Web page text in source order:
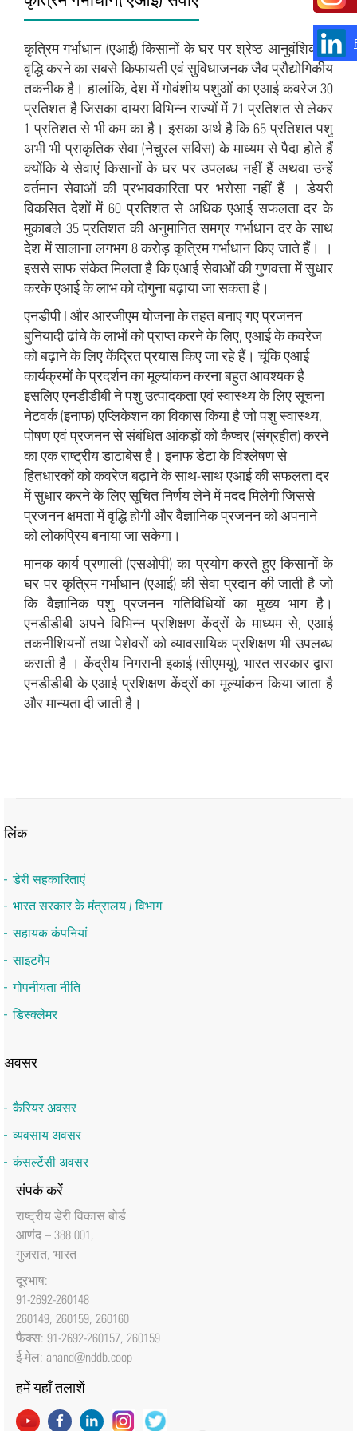
कृत्रिम गर्भाधान (एआई) किसानों के घर पर श्रेष्ठ आनुवंशिकी में
वृद्धि करने का सबसे किफायती एवं सुविधाजनक जैव प्रौद्योगिकीय
तकनीक है। हालांकि, देश में गोवंशीय पशुओं का एआई कवरेज 30
प्रतिशत है जिसका दायरा विभिन्न राज्यों में 71 प्रतिशत से लेकर
1 प्रतिशत से भी कम का है। इसका अर्थ है कि 65 प्रतिशत पशु
अभी भी प्राकृतिक सेवा (नेचुरल सर्विस) के माध्यम से पैदा होते हैं
क्योंकि ये सेवाएं किसानों के घर पर उपलब्ध नहीं हैं अथवा उन्हें
वर्तमान सेवाओं की प्रभावकारिता पर भरोसा नहीं हैं । डेयरी
विकसित देशों में 60 प्रतिशत से अधिक एआई सफलता दर के
मुकाबले 35 प्रतिशत की अनुमानित समग्र गर्भाधान दर के साथ
देश में सालाना लगभग 8 करोड़ कृत्रिम गर्भाधान किए जाते हैं। ।
इससे साफ संकेत मिलता है कि एआई सेवाओं की गुणवत्ता में सुधार
करके एआई के लाभ को दोगुना बढ़ाया जा सकता है।
एनडीपी I और आरजीएम योजना के तहत बनाए गए प्रजनन
बुनियादी ढांचे के लाभों को प्राप्त करने के लिए, एआई के कवरेज
को बढ़ाने के लिए केंद्रित प्रयास किए जा रहे हैं। चूंकि एआई
कार्यक्रमों के प्रदर्शन का मूल्यांकन करना बहुत आवश्यक है
इसलिए एनडीडीबी ने पशु उत्पादकता एवं स्वास्थ्य के लिए सूचना
नेटवर्क (इनाफ) एप्लिकेशन का विकास किया है जो पशु स्वास्थ्य,
पोषण एवं प्रजनन से संबंधित आंकड़ों को कैप्चर (संग्रहीत) करने
का एक राष्ट्रीय डाटाबेस है। इनाफ डेटा के विश्लेषण से
हितधारकों को कवरेज बढ़ाने के साथ-साथ एआई की सफलता दर
में सुधार करने के लिए सूचित निर्णय लेने में मदद मिलेगी जिससे
प्रजनन क्षमता में वृद्धि होगी और वैज्ञानिक प्रजनन को अपनाने
को लोकप्रिय बनाया जा सकेगा।
मानक कार्य प्रणाली (एसओपी) का प्रयोग करते हुए किसानों के
घर पर कृत्रिम गर्भाधान (एआई) की सेवा प्रदान की जाती है जो
कि वैज्ञानिक पशु प्रजनन गतिविधियों का मुख्‍य भाग है।
एनडीडीबी अपने विभिन्‍न प्रशिक्षण केंद्रों के माध्‍यम से, एआई
तकनीशियनों तथा पेशेवरों को व्‍यावसायिक प्रशिक्षण भी उपलब्‍ध
कराती है । केंद्रीय निगरानी इकाई (सीएमयू), भारत सरकार द्वारा
एनडीडीबी के एआई प्रशिक्षण केंद्रों का मूल्यांकन किया जाता है
और मान्यता दी जाती है।
लिंक
डेरी सहकारिताएं
भारत सरकार के मंत्रालय / विभाग
सहायक कंपनियां
साइटमैप
गोपनीयता नीति
डिस्क्लेमर
अवसर
कैरियर अवसर
व्यवसाय अवसर
कंसल्टेंसी अवसर
संपर्क करें
राष्‍ट्रीय डेरी विकास बोर्ड
आणंद – 388 001,
गुजरात, भारत
दूरभाष:
91-2692-260148
260149, 260159, 260160
फैक्‍स: 91-2692-260157, 260159
ई-मेल: anand@nddb.coop
हमें यहाँ तलाशें